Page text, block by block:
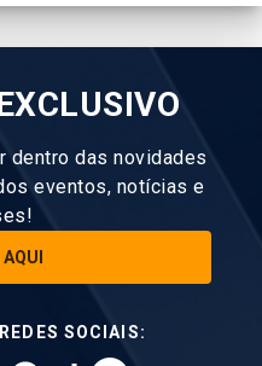
dentro das novidades
eventos, notícias e
SOCIAIS: